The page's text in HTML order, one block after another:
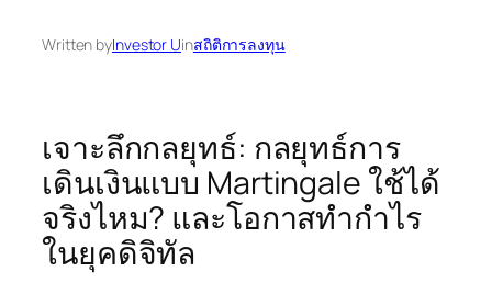
Written byInvestor Uinสถิติการลงทุน
เจาะลึกกลยุทธ์: กลยุทธ์การ
เดินเงินแบบ Martingale ใช้ได้
จริงไหม? และโอกาสทำกำไร
ในยุคดิจิทัล